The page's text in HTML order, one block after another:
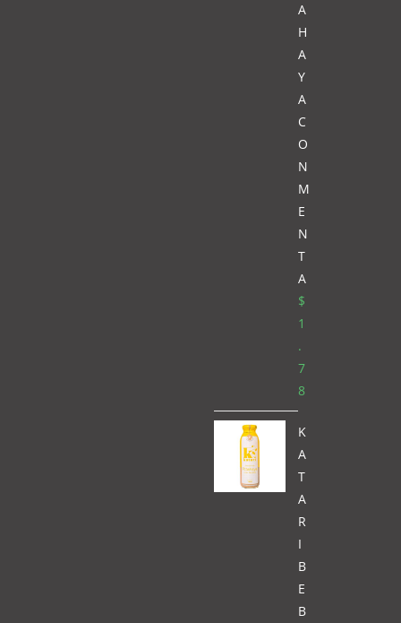
A
H
A
Y
A
C
O
N
M
E
N
T
A
$
1
.
7
8
K
A
T
A
R
I
B
E
B